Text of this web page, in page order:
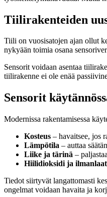
Tiilirakenteiden
Tiili on vuosisatojen ajan ollut
nykyään toimia osana
Sensorit voidaan asentaa
tiilirakenne ei ole enää
Sensorit
Modernissa rakentamisessa
Kosteus – havaitsee, jos
Lämpötila – auttaa
Liike ja tärinä –
Hiilidioksidi ja
Tiedot siirtyvät langattomasti
ongelmat voidaan havaita ja